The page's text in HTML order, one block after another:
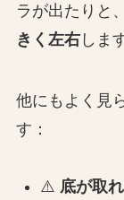
ラが出たりと、
きく左右しま
他にもよく見
す：
⚠️ 底が取